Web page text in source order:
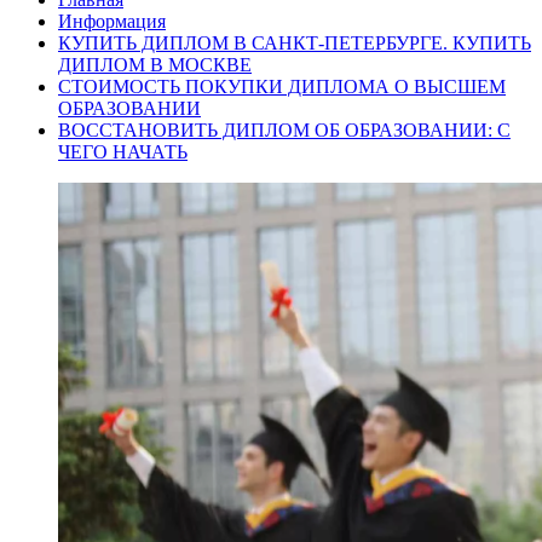
Информация
КУПИТЬ ДИПЛОМ В САНКТ-ПЕТЕРБУРГЕ. КУПИТЬ
ДИПЛОМ В МОСКВЕ
СТОИМОСТЬ ПОКУПКИ ДИПЛОМА О ВЫСШЕМ
ОБРАЗОВАНИИ
ВОССТАНОВИТЬ ДИПЛОМ ОБ ОБРАЗОВАНИИ: С
ЧЕГО НАЧАТЬ